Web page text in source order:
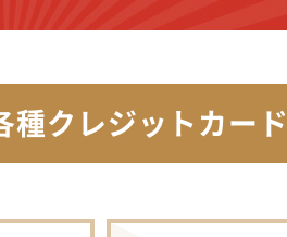
種クレジットカード